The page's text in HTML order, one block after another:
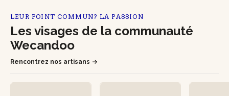
LEUR POINT COMMUN? LA PASSION
Les visages de la communauté
Wecandoo
Rencontrez nos artisans